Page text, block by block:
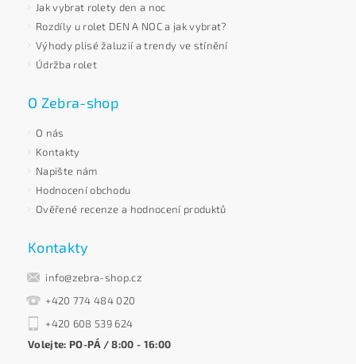
Jak vybrat rolety den a noc
Rozdíly u rolet DEN A NOC a jak vybrat?
Výhody plisé žaluzií a trendy ve stínění
Údržba rolet
O Zebra-shop
O nás
Kontakty
Napište nám
Hodnocení obchodu
Ověřené recenze a hodnocení produktů
Kontakty
info@zebra-shop.cz
+420 774 484 020
+420 608 539 624
Volejte: PO-PÁ / 8:00 - 16:00